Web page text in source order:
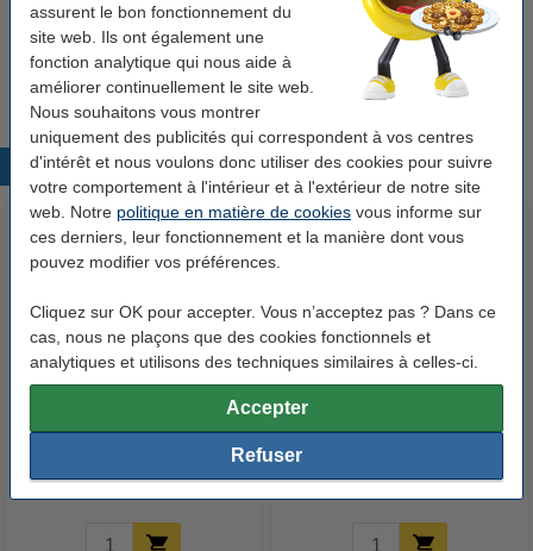
assurent le bon fonctionnement du
site web. Ils ont également une
fonction analytique qui nous aide à
améliorer continuellement le site web.
Nous souhaitons vous montrer
uniquement des publicités qui correspondent à vos centres
d'intérêt et nous voulons donc utiliser des cookies pour suivre
votre comportement à l'intérieur et à l'extérieur de notre site
web. Notre politique en matière de cookies vous informe sur
ces derniers, leur fonctionnement et la manière dont vous
pouvez modifier vos préférences.
Cliquez sur OK pour accepter. Vous n’acceptez pas ? Dans ce
cas, nous ne plaçons que des cookies fonctionnels et
analytiques et utilisons des techniques similaires à celles-ci.
Accepter
Refuser
123encre set de surligneurs -
rose/vert/bleu/jaune/orange
5,50 €
Produits populaires
3,95 € Inclus : 21% de TVA
cartonnée à 3 rabats A4 - bleu
3,95 € Inclus : 21% de TVA